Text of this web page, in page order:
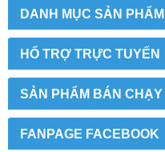
DANH MỤC SẢN PHẨM
HỔ TRỢ TRỰC TUYẾN
SẢN PHẨM BÁN CHẠY
FANPAGE FACEBOOK